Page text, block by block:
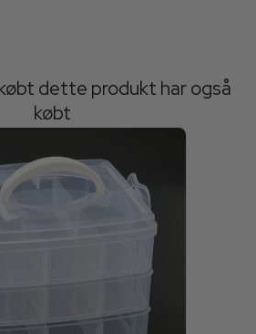
dette produkt har også
købt